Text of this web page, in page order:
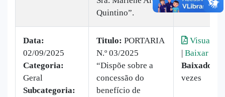
Quintino”.
Data:
02/09/2025
Categoria:
Geral
Subcategoria:
Titulo: PORTARIA
N.º 03/2025
“Dispõe sobre a
concessão do
benefício de
| Baixar
Baixado:
vezes